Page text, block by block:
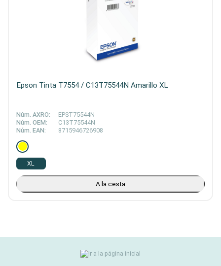
Epson Tinta T7554 / C13T75544N Amarillo XL
Núm. AXRO:
EPST75544N
Núm. OEM:
C13T75544N
Núm. EAN:
8715946726908
XL
A la cesta